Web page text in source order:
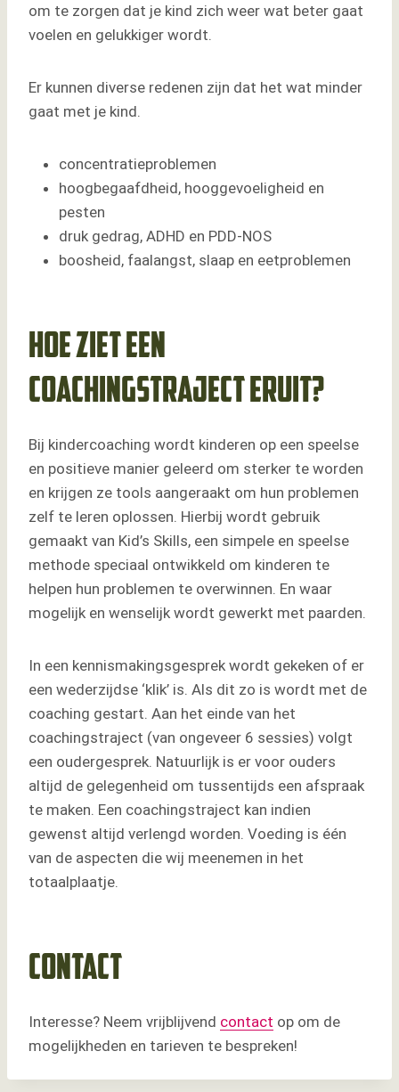
om te zorgen dat je kind zich weer wat beter gaat
voelen en gelukkiger wordt.
Er kunnen diverse redenen zijn dat het wat minder
gaat met je kind.
concentratieproblemen
hoogbegaafdheid, hooggevoeligheid en
pesten
druk gedrag, ADHD en PDD-NOS
boosheid, faalangst, slaap en eetproblemen
Hoe ziet een
coachingstraject eruit?
Bij kindercoaching wordt kinderen op een speelse
en positieve manier geleerd om sterker te worden
en krijgen ze tools aangeraakt om hun problemen
zelf te leren oplossen. Hierbij wordt gebruik
gemaakt van Kid’s Skills, een simpele en speelse
methode speciaal ontwikkeld om kinderen te
helpen hun problemen te overwinnen. En waar
mogelijk en wenselijk wordt gewerkt met paarden.
In een kennismakingsgesprek wordt gekeken of er
een wederzijdse ‘klik’ is. Als dit zo is wordt met de
coaching gestart. Aan het einde van het
coachingstraject (van ongeveer 6 sessies) volgt
een oudergesprek. Natuurlijk is er voor ouders
altijd de gelegenheid om tussentijds een afspraak
te maken. Een coachingstraject kan indien
gewenst altijd verlengd worden. Voeding is één
van de aspecten die wij meenemen in het
totaalplaatje.
Contact
Interesse? Neem vrijblijvend contact op om de
mogelijkheden en tarieven te bespreken!